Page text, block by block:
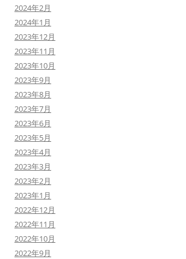
2024年2月
2024年1月
2023年12月
2023年11月
2023年10月
2023年9月
2023年8月
2023年7月
2023年6月
2023年5月
2023年4月
2023年3月
2023年2月
2023年1月
2022年12月
2022年11月
2022年10月
2022年9月